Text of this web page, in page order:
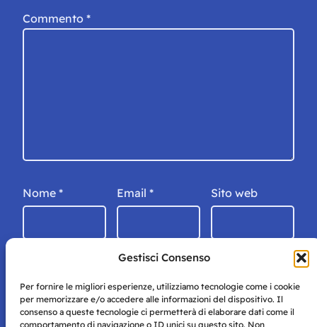
Gestisci Consenso
Per fornire le migliori esperienze, utilizziamo tecnologie come i cookie
per memorizzare e/o accedere alle informazioni del dispositivo. Il
consenso a queste tecnologie ci permetterà di elaborare dati come il
comportamento di navigazione o ID unici su questo sito. Non
Commento *
Nome * Email * Sito web